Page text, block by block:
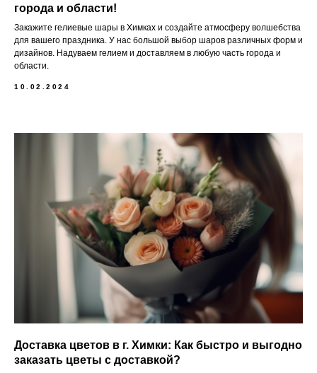
города и области!
Закажите гелиевые шары в Химках и создайте атмосферу волшебства
для вашего праздника. У нас большой выбор шаров различных форм и
дизайнов. Надуваем гелием и доставляем в любую часть города и
области.
10.02.2024
Доставка цветов в г. Химки: Как быстро и выгодно
заказать цветы с доставкой?